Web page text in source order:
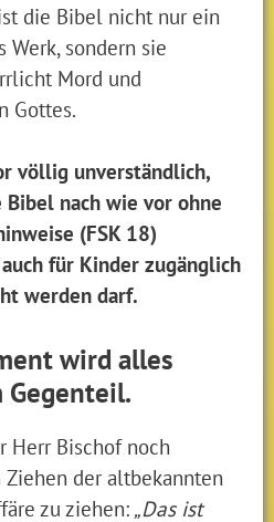
die Bibel nicht nur ein
sondern sie
Mord und
Gottes.
völlig unverständlich,
Bibel nach wie vor ohne
(FSK 18)
für Kinder zugänglich
werden darf.
wird alles
Gegenteil.
Herr Bischof noch
der altbekannten
zu ziehen: „Das ist